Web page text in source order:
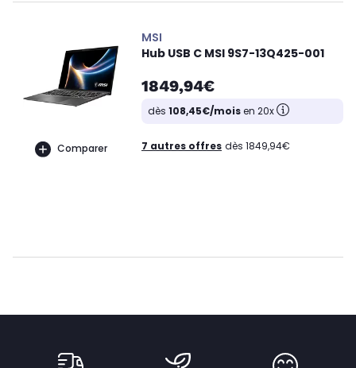
Comparer
MSI
Hub USB C MSI 9S7-13Q425-001
1849,94€
dès 108,45€/moisen 20x
7 autres offres dès 1849,94€